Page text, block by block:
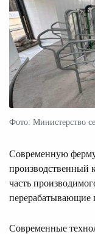
Фото: Министерство
Современную ферму
производственный
часть
перерабатывающие
Современные